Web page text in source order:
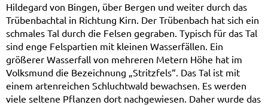
Hildegard von Bingen, über Bergen und weiter durch das
Trübenbachtal in Richtung Kirn. Der Trübenbach hat sich ein
schmales Tal durch die Felsen gegraben. Typisch für das Tal
sind enge Felspartien mit kleinen Wasserfällen. Ein
größerer Wasserfall von mehreren Metern Höhe hat im
Volksmund die Bezeichnung „Stritzfels“. Das Tal ist mit
einem artenreichen Schluchtwald bewachsen. Es werden
viele seltene Pflanzen dort nachgewiesen. Daher wurde das